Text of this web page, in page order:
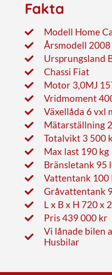
Fakta
Modell Home
Årsmodell 2008
Ursprungsland
Chassi Fiat
Motor 3,0MJ
Vridmoment
Växellåda 6 vxl
Mätarställning
Totalvikt 3 500
Max last 190 kg
Bränsletank 95
Vattentank 100
Gråvattentank
L x B x H 720 x
Pris 439 000 kr
Vi lånade bilen
Husbilar